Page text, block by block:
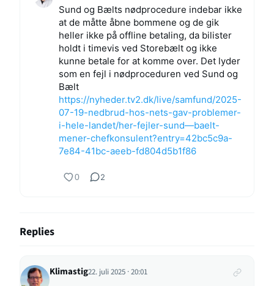
Sund og Bælts nødprocedure indebar ikke
at de måtte åbne bommene og de gik
heller ikke på offline betaling, da bilister
holdt i timevis ved Storebælt og ikke
kunne betale for at komme over. Det lyder
som en fejl i nødproceduren ved Sund og
Bælt
https://nyheder.tv2.dk/live/samfund/2025-
07-19-nedbrud-hos-nets-gav-problemer-
i-hele-landet/her-fejler-sund—baelt-
mener-chefkonsulent?entry=42bc5c9a-
7e84-41bc-aeeb-fd804d5b1f86
0 2
Replies
Klimastig22. juli 2025 · 20:01